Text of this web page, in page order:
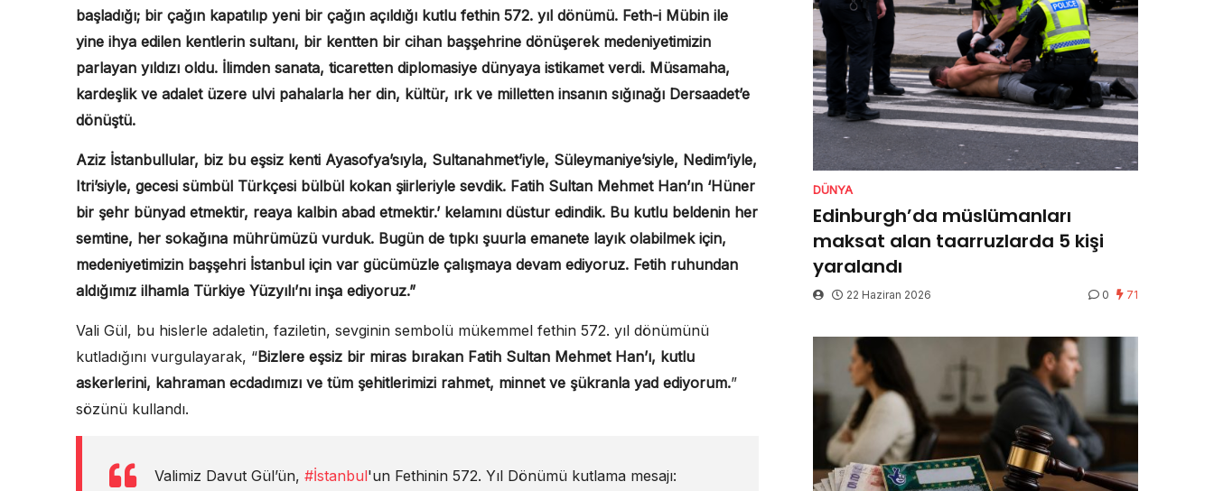
başladığı; bir çağın kapatılıp yeni bir çağın açıldığı kutlu fethin 572. yıl dönümü. Feth-i Mübin ile
yine ihya edilen kentlerin sultanı, bir kentten bir cihan başşehrine dönüşerek medeniyetimizin
parlayan yıldızı oldu. İlimden sanata, ticaretten diplomasiye dünyaya istikamet verdi. Müsamaha,
kardeşlik ve adalet üzere ulvi pahalarla her din, kültür, ırk ve milletten insanın sığınağı Dersaadet’e
dönüştü.
Aziz İstanbullular, biz bu eşsiz kenti Ayasofya’sıyla, Sultanahmet’iyle, Süleymaniye’siyle, Nedim’iyle,
Itri’siyle, gecesi sümbül Türkçesi bülbül kokan şiirleriyle sevdik. Fatih Sultan Mehmet Han’ın ‘Hüner
bir şehr bünyad etmektir, reaya kalbin abad etmektir.’ kelamını düstur edindik. Bu kutlu beldenin her
semtine, her sokağına mührümüzü vurduk. Bugün de tıpkı şuurla emanete layık olabilmek için,
medeniyetimizin başşehri İstanbul için var gücümüzle çalışmaya devam ediyoruz. Fetih ruhundan
aldığımız ilhamla Türkiye Yüzyılı’nı inşa ediyoruz.”
Vali Gül, bu hislerle adaletin, faziletin, sevginin sembolü mükemmel fethin 572. yıl dönümünü
kutladığını vurgulayarak, “Bizlere eşsiz bir miras bırakan Fatih Sultan Mehmet Han’ı, kutlu
askerlerini, kahraman ecdadımızı ve tüm şehitlerimizi rahmet, minnet ve şükranla yad ediyorum.”
sözünü kullandı.
Valimiz Davut Gül’ün, #İstanbul'un Fethinin 572. Yıl Dönümü kutlama mesajı:
DÜNYA
Edinburgh’da müslümanları
maksat alan taarruzlarda 5 kişi
yaralandı
22 Haziran 2026 0 71